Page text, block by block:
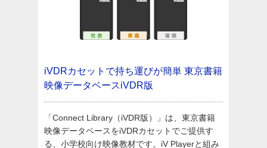
iVDRカセットで持ち運びが簡単 東京書籍
映像データベースiVDR版
「Connect Library（iVDR版）」は、東京書籍
映像データベースをiVDRカセットでご提供す
る、小学校向け映像教材です。iV Playerと組み